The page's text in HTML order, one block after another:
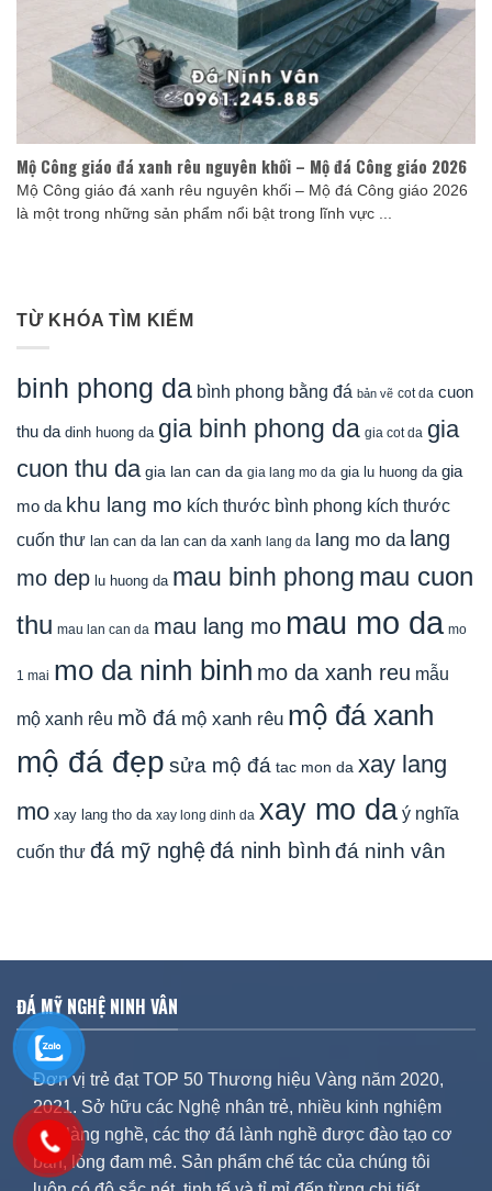
Mộ Công giáo đá xanh rêu nguyên khối – Mộ đá Công giáo 2026
Mộ Công giáo đá xanh rêu nguyên khối – Mộ đá Công giáo 2026
là một trong những sản phẩm nổi bật trong lĩnh vực ...
TỪ KHÓA TÌM KIẾM
binh phong da bình phong bằng đá bản vẽ cot da cuon
thu da dinh huong da gia binh phong da gia cot da gia
cuon thu da gia lan can da gia lang mo da gia lu huong da gia
mo da khu lang mo kích thước bình phong kích thước
cuốn thư lan can da lan can da xanh lang da lang mo da lang
mo dep lu huong da mau binh phong mau cuon
thu mau lan can da mau lang mo mau mo da mo
1 mai mo da ninh binh mo da xanh reu mẫu
mộ xanh rêu mồ đá mộ xanh rêu mộ đá xanh
mộ đá đẹp sửa mộ đá tac mon da xay lang
mo xay lang tho da xay long dinh da xay mo da ý nghĩa
cuốn thư đá mỹ nghệđá ninh bình đá ninh vân
ĐÁ MỸ NGHỆ NINH VÂN
Đơn vị trẻ đạt TOP 50 Thương hiệu Vàng năm 2020,
2021. Sở hữu các Nghệ nhân trẻ, nhiều kinh nghiệm
của làng nghề, các thợ đá lành nghề được đào tạo cơ
bản, lòng đam mê. Sản phẩm chế tác của chúng tôi